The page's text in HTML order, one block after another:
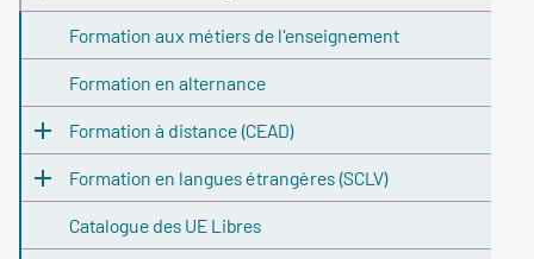
Formation aux métiers de l'enseignement
Formation en alternance
Formation à distance (CEAD)
Formation en langues étrangères (SCLV)
Catalogue des UE Libres